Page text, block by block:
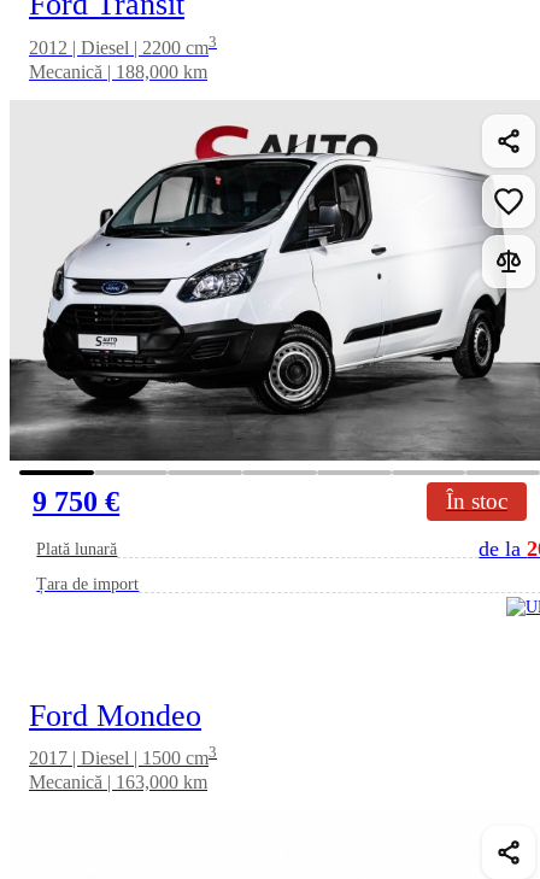
2012 | Diesel | 2200 cm3
Mecanică | 188,000 km
9 750 € În stoc
Plată lunară de la
Țara de import
Ford Mondeo
2017 | Diesel | 1500 cm3
Mecanică | 163,000 km